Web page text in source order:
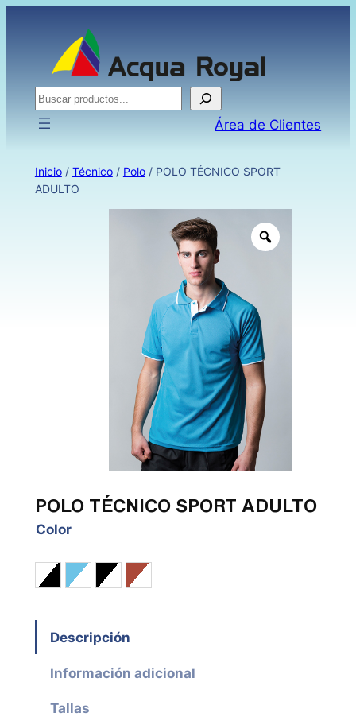
Buscar
Área de Clientes
Inicio/ Técnico/ Polo/ POLO TÉCNICO SPORT
ADULTO
POLO TÉCNICO SPORT ADULTO
Color
Blanco / Negro
Cian / Blanco
Negro / Blanco
Rojo / Blanco
Descripción
Información adicional
Tallas